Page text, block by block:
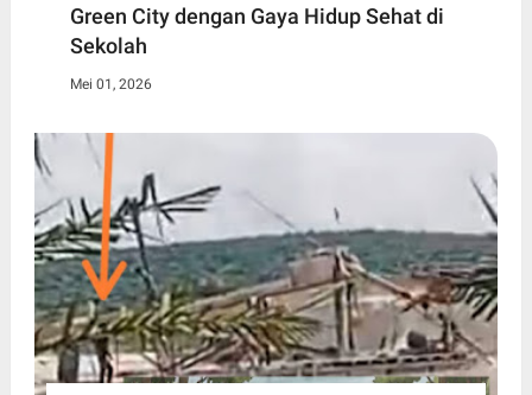
Green City dengan Gaya Hidup Sehat di
Sekolah
Mei 01, 2026